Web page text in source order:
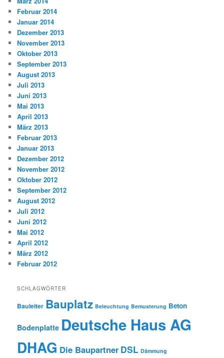
Februar 2014
Januar 2014
Dezember 2013
November 2013
Oktober 2013
September 2013
August 2013
Juli 2013
Juni 2013
Mai 2013
April 2013
März 2013
Februar 2013
Januar 2013
Dezember 2012
November 2012
Oktober 2012
September 2012
August 2012
Juli 2012
Juni 2012
Mai 2012
April 2012
März 2012
Februar 2012
SCHLAGWÖRTER
Bauleiter Bauplatz Beleuchtung Bemusterung Beton
Bodenplatte Deutsche Haus AG
DHAG Die Baupartner DSL Dämmung